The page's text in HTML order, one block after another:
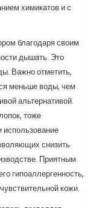
химикатов и с
благодаря своим
дышать. Это
Важно отметить,
меньше воды, чем
альтернативой.
тоже
использование
снизить
Приятным
гипоаллергенность,
кожи.